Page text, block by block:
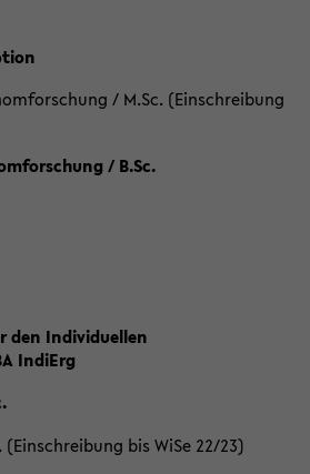
/ M.Sc. (Einschreibung
/ B.Sc.
den Individuellen
IndiErg
bis WiSe 22/23)